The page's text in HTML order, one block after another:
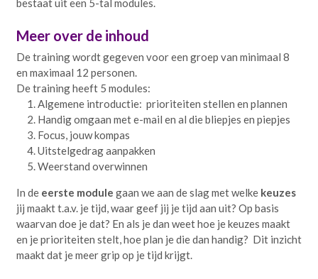
bestaat uit een 5-tal modules.
Meer over de inhoud
De training wordt gegeven voor een groep van minimaal 8
en maximaal 12 personen.
De training heeft 5 modules:
Algemene introductie: prioriteiten stellen en plannen
Handig omgaan met e-mail en al die bliepjes en piepjes
Focus, jouw kompas
Uitstelgedrag aanpakken
Weerstand overwinnen
In de eerste module gaan we aan de slag met welke keuzes
jij maakt t.a.v. je tijd, waar geef jij je tijd aan uit? Op basis
waarvan doe je dat? En als je dan weet hoe je keuzes maakt
en je prioriteiten stelt, hoe plan je die dan handig? Dit inzicht
maakt dat je meer grip op je tijd krijgt.